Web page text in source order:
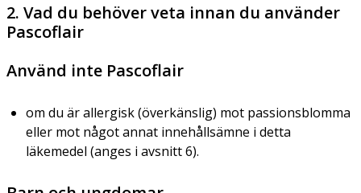
2. Vad du behöver veta innan du använder
Pascoflair
Använd inte Pascoflair
om du är allergisk (överkänslig) mot passionsblomma
eller mot något annat innehållsämne i detta
läkemedel (anges i avsnitt 6).